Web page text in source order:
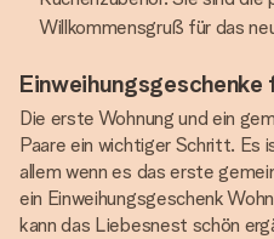
Willkommensgruß für das
Einweihungsgeschenke
Die erste Wohnung und ein
Paare ein wichtiger Schritt. Es
allem wenn es das erste
ein Einweihungsgeschenk
kann das Liebesnest schön